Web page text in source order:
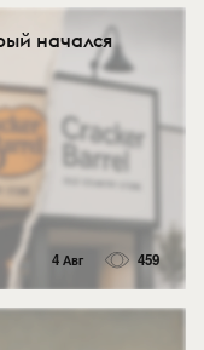
начался
4 Авг 459